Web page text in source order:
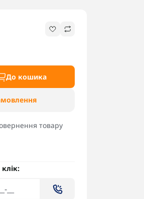
До кошика
товару